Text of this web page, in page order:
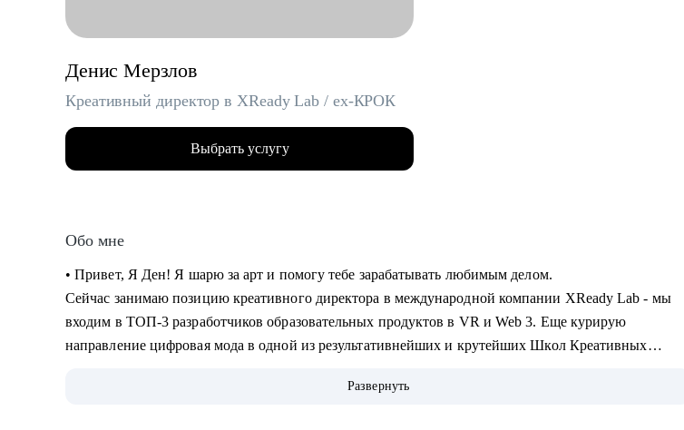
Денис Мерзлов
Креативный директор в XReady Lab / ex-КРОК
Выбрать услугу
Обо мне
• Привет, Я Ден! Я шарю за арт и помогу тебе зарабатывать любимым делом.
Сейчас занимаю позицию креативного директора в международной компании XReady Lab - мы
входим в ТОП-3 разработчиков образовательных продуктов в VR и Web 3. Еще курирую
направление цифровая мода в одной из результативнейших и крутейших Школ Креативных
• 11 лет работаю с компьютерной графикой, более 6 - руковожу арт-процессами и командами, 7 лет
Развернуть